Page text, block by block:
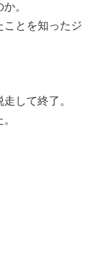
。
ことを知ったジ
して終了。